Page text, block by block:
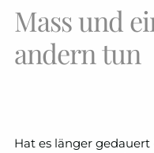
Mass und
andern tun
Hat es länger